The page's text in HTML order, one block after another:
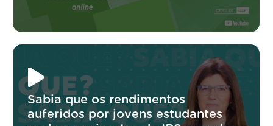
Sabia que os rendimentos
auferidos por jovens estudantes